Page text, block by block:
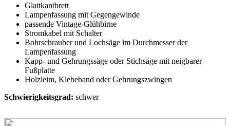
Glattkantbrett
Lampenfassung mit Gegengewinde
passende Vintage-Glühbirne
Stromkabel mit Schalter
Bohrschrauber und Lochsäge im Durchmesser der
Lampenfassung
Kapp- und Gehrungssäge oder Stichsäge mit neigbarer
Fußplatte
Holzleim, Klebeband oder Gehrungszwingen
Schwierigkeitsgrad: schwer